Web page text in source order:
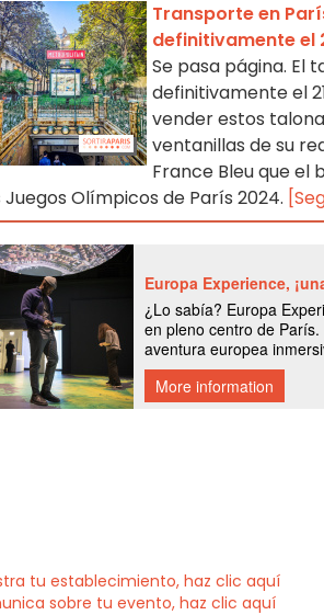
Transporte en
definitivamente el
Se pasa página. El
definitivamente el
vender estos
ventanillas de su
France Bleu que
Juegos Olímpicos de París 2024.
tu establecimiento, haz clic aquí
sobre tu evento, haz clic aquí